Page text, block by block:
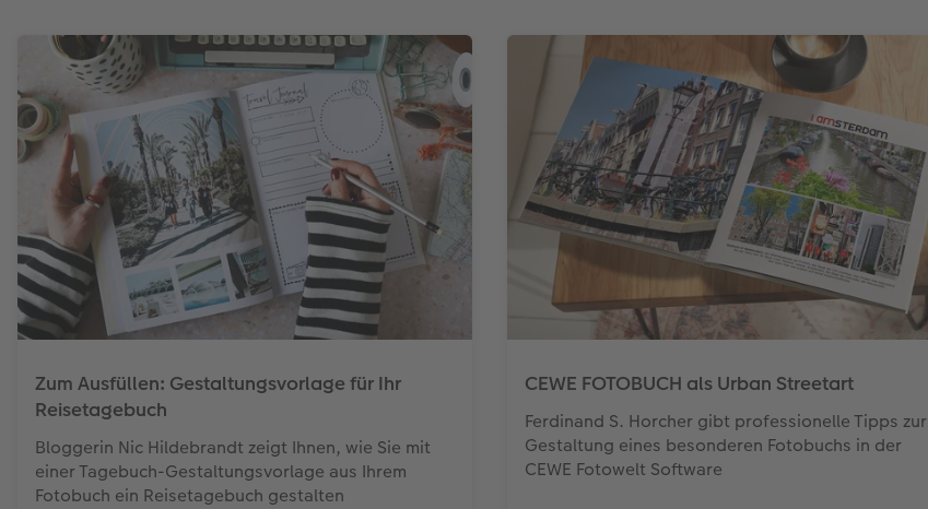
Zum Ausfüllen: Gestaltungsvorlage für Ihr
Reisetagebuch
Bloggerin Nic Hildebrandt zeigt Ihnen, wie Sie mit
einer Tagebuch-Gestaltungsvorlage aus Ihrem
Fotobuch ein Reisetagebuch gestalten
CEWE FOTOBUCH als Urban Streetart
Ferdinand S. Horcher gibt professionelle Tipps zur
Gestaltung eines besonderen Fotobuchs in der
CEWE Fotowelt Software